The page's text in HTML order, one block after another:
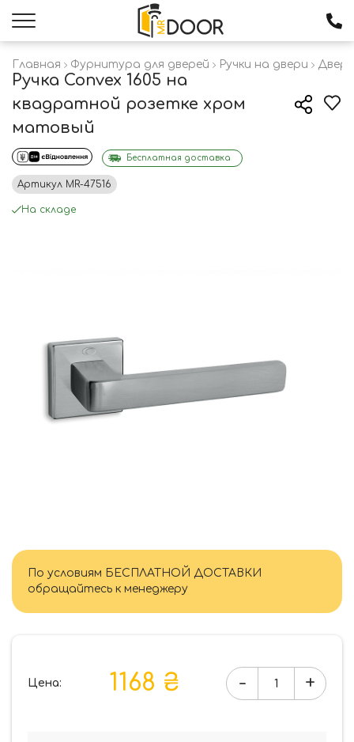
Главная Фурнитура для дверей Ручки на двери
Ручка Convex 1605 на
квадратной розетке хром
матовый
Бесплатная доставка
Артикул MR-47516
На складе
По условиям БЕСПЛАТНОЙ ДОСТАВКИ
обращайтесь к менеджеру
Цена: 1168 ₴
Количество
- +